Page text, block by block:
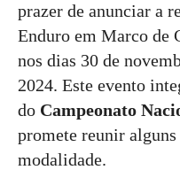
prazer de anunciar a
Enduro em Marco de
nos dias 30 de
2024. Este evento
do Campeonato
promete reunir
modalidade.